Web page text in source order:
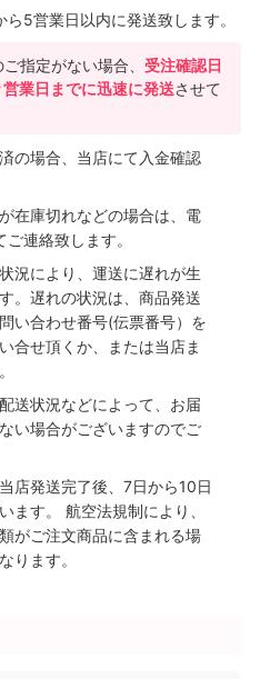
5営業日以内に発送致します。
指定がない場合、 受注確認日
業日までに迅速に発送させて
の場合、当店にて入金確認
在庫切れなどの場合は、電
連絡致します。
況により、運送に遅れが生
。遅れの状況は、商品発送
い合わせ番号(伝票番号）を
合せ頂くか、または当店ま
送状況などによって、お届
い場合がございますのでご
店発送完了後、7日から10日
ます。 航空法規制により、
がご注文商品に含まれる場
ります。